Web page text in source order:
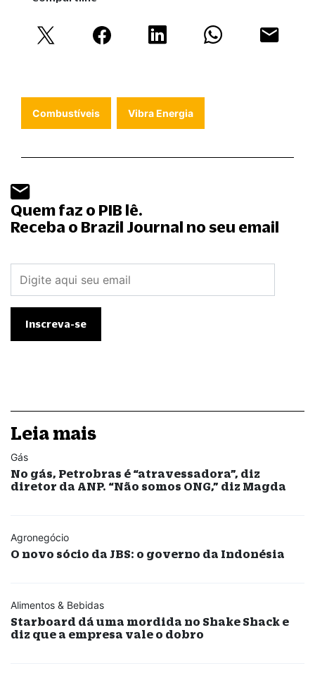
Combustíveis Vibra Energia
Quem faz o PIB lê.
Receba o Brazil Journal no seu email
Leia mais
Gás
No gás, Petrobras é “atravessadora”, diz
diretor da ANP. “Não somos ONG,” diz Magda
Agronegócio
O novo sócio da JBS: o governo da Indonésia
Alimentos & Bebidas
Starboard dá uma mordida no Shake Shack e
diz que a empresa vale o dobro